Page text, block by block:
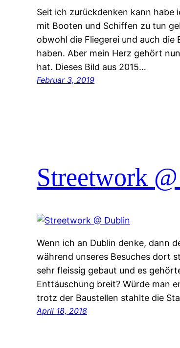
Seit ich zurückdenken kann habe
mit Booten und Schiffen zu tun
obwohl die Fliegerei und auch die
haben. Aber mein Herz gehört
hat. Dieses Bild aus 2015…
Februar 3, 2019
Streetwork
Wenn ich an Dublin denke, dann
während unseres Besuches dort
sehr fleissig gebaut und es
Enttäuschung breit? Würde man
trotz der Baustellen stahlte die
April 18, 2018